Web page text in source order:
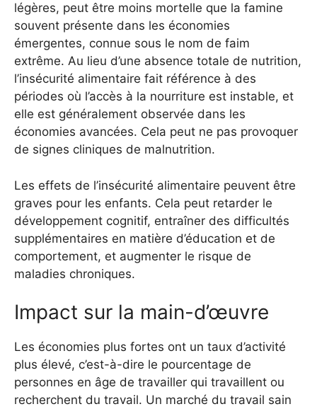
légères, peut être moins mortelle que la famine
souvent présente dans les économies
émergentes, connue sous le nom de faim
extrême. Au lieu d’une absence totale de nutrition,
l’insécurité alimentaire fait référence à des
périodes où l’accès à la nourriture est instable, et
elle est généralement observée dans les
économies avancées. Cela peut ne pas provoquer
de signes cliniques de malnutrition.
Les effets de l’insécurité alimentaire peuvent être
graves pour les enfants. Cela peut retarder le
développement cognitif, entraîner des difficultés
supplémentaires en matière d’éducation et de
comportement, et augmenter le risque de
maladies chroniques.
Impact sur la main-d’œuvre
Les économies plus fortes ont un taux d’activité
plus élevé, c’est-à-dire le pourcentage de
personnes en âge de travailler qui travaillent ou
recherchent du travail. Un marché du travail sain